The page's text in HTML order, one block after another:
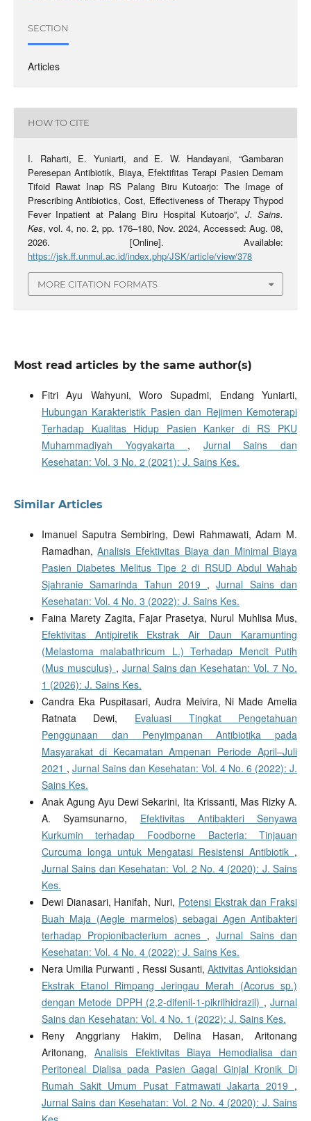
SECTION
Articles
HOW TO CITE
I. Raharti, E. Yuniarti, and E. W. Handayani, “Gambaran
Peresepan Antibiotik, Biaya, Efektifitas Terapi Pasien Demam
Tifoid Rawat Inap RS Palang Biru Kutoarjo: The Image of
Prescribing Antibiotics, Cost, Effectiveness of Therapy Thypod
Fever Inpatient at Palang Biru Hospital Kutoarjo”, J. Sains.
Kes, vol. 4, no. 2, pp. 176–180, Nov. 2024, Accessed: Aug. 08,
2026. [Online]. Available:
https://jsk.ff.unmul.ac.id/index.php/JSK/article/view/378
MORE CITATION FORMATS
Most read articles by the same author(s)
Fitri Ayu Wahyuni, Woro Supadmi, Endang Yuniarti,
Hubungan Karakteristik Pasien dan Rejimen Kemoterapi
Terhadap Kualitas Hidup Pasien Kanker di RS PKU
Muhammadiyah Yogyakarta , Jurnal Sains dan
Kesehatan: Vol. 3 No. 2 (2021): J. Sains Kes.
Similar Articles
Imanuel Saputra Sembiring, Dewi Rahmawati, Adam M.
Ramadhan,Analisis Efektivitas Biaya dan Minimal Biaya
Pasien Diabetes Melitus Tipe 2 di RSUD Abdul Wahab
Sjahranie Samarinda Tahun 2019 ,Jurnal Sains dan
Kesehatan: Vol. 4 No. 3 (2022): J. Sains Kes.
Faina Marety Zagita, Fajar Prasetya, Nurul Muhlisa Mus,
Efektivitas Antipiretik Ekstrak Air Daun Karamunting
(Melastoma malabathricum L.) Terhadap Mencit Putih
(Mus musculus) , Jurnal Sains dan Kesehatan: Vol. 7 No.
1 (2026): J. Sains Kes.
Candra Eka Puspitasari, Audra Meivira, Ni Made Amelia
Ratnata Dewi, Evaluasi Tingkat Pengetahuan
Penggunaan dan Penyimpanan Antibiotika pada
Masyarakat di Kecamatan Ampenan Periode April–Juli
2021 , Jurnal Sains dan Kesehatan: Vol. 4 No. 6 (2022): J.
Sains Kes.
Anak Agung Ayu Dewi Sekarini, Ita Krissanti, Mas Rizky A.
A. Syamsunarno, Efektivitas Antibakteri Senyawa
Kurkumin terhadap Foodborne Bacteria: Tinjauan
Curcuma longa untuk Mengatasi Resistensi Antibiotik ,
Jurnal Sains dan Kesehatan: Vol. 2 No. 4 (2020): J. Sains
Kes.
Dewi Dianasari, Hanifah, Nuri, Potensi Ekstrak dan Fraksi
Buah Maja (Aegle marmelos) sebagai Agen Antibakteri
terhadap Propionibacterium acnes ,Jurnal Sains dan
Kesehatan: Vol. 4 No. 4 (2022): J. Sains Kes.
Nera Umilia Purwanti , Ressi Susanti,Aktivitas Antioksidan
Ekstrak Etanol Rimpang Jeringau Merah (Acorus sp.)
dengan Metode DPPH (2,2-difenil-1-pikrilhidrazil) ,Jurnal
Sains dan Kesehatan: Vol. 4 No. 1 (2022): J. Sains Kes.
Reny Anggriany Hakim, Delina Hasan, Aritonang
Aritonang, Analisis Efektivitas Biaya Hemodialisa dan
Peritoneal Dialisa pada Pasien Gagal Ginjal Kronik Di
Rumah Sakit Umum Pusat Fatmawati Jakarta 2019 ,
Jurnal Sains dan Kesehatan: Vol. 2 No. 4 (2020): J. Sains